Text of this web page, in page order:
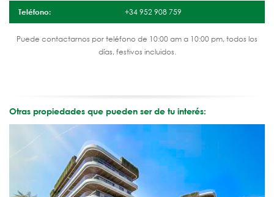
Teléfono: +34 952 908 759
Puede contactarnos por teléfono de 10:00 am a 10:00 pm, todos los
días, festivos incluidos.
Otras propiedades que pueden ser de tu interés: